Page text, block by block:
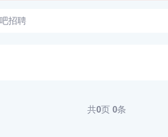
招聘
共0页 0条